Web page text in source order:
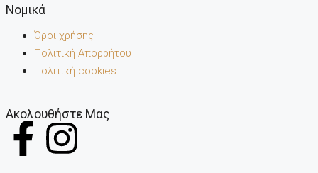
Noμικά
Όροι χρήσης
Πολιτική Απορρήτου
Πολιτική cookies
Ακολουθήστε Μας